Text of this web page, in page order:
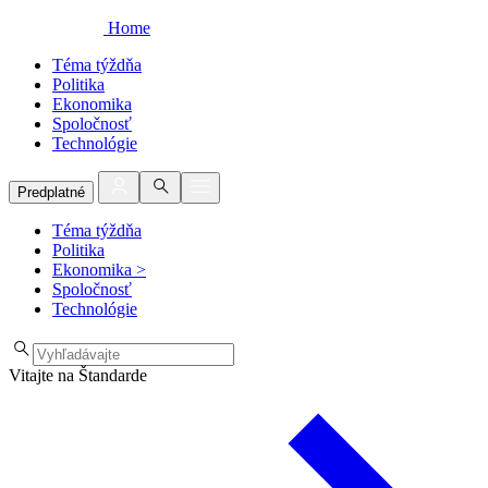
Home
Téma týždňa
Politika
Ekonomika
Spoločnosť
Technológie
Predplatné
Téma týždňa
Politika
Ekonomika >
Spoločnosť
Technológie
Vitajte na Štandarde